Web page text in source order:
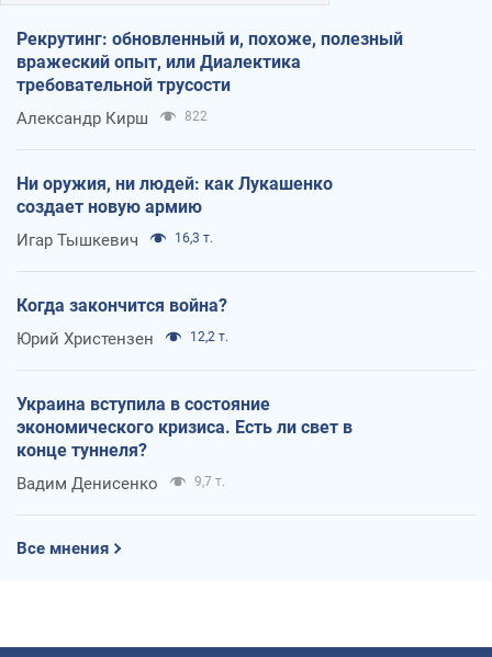
Рекрутинг: обновленный и, похоже, полезный
вражеский опыт, или Диалектика
требовательной трусости
Александр Кирш 822
Ни оружия, ни людей: как Лукашенко
создает новую армию
Игар Тышкевич 16,3 т.
Когда закончится война?
Юрий Христензен 12,2 т.
Украина вступила в состояние
экономического кризиса. Есть ли свет в
конце туннеля?
Вадим Денисенко 9,7 т.
Все мнения